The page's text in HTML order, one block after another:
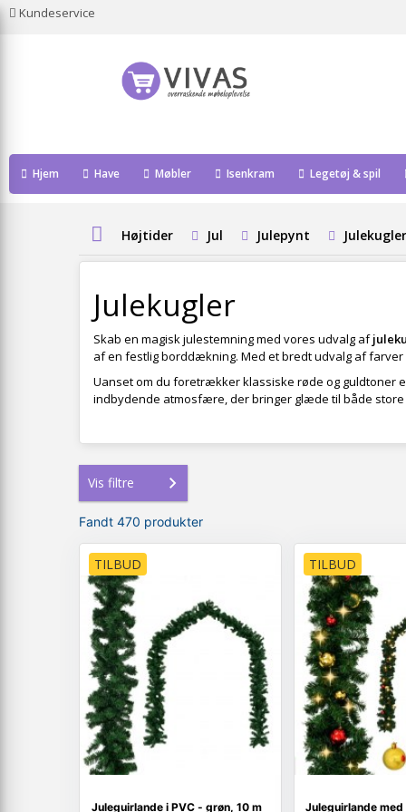
Kundeservice
Hjem Have Møbler Isenkram Legetøj & spil
Højtider Jul Julepynt Julekugler
Julekugler
Skab en magisk julestemning med vores udvalg af
af en festlig borddækning. Med et bredt udvalg af
Uanset om du foretrækker klassiske røde og guldtoner
indbydende atmosfære, der bringer glæde til både store
Vis filtre
Fandt 470 produkter
TILBUD
Juleguirlande i PVC - grøn, 10 m
TILBUD
Juleguirlande